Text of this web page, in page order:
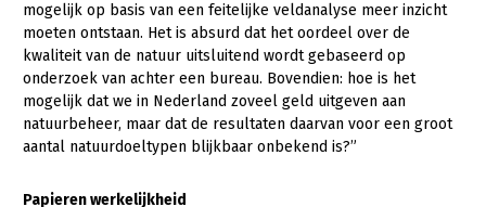
Schapenhouderij
Varkenshouderij
Vleesveehouderij
Plant
mogelijk op basis van een feitelijke veldanalyse meer inzicht
moeten ontstaan. Het is absurd dat het oordeel over de
kwaliteit van de natuur uitsluitend wordt gebaseerd op
onderzoek van achter een bureau. Bovendien: hoe is het
mogelijk dat we in Nederland zoveel geld uitgeven aan
natuurbeheer, maar dat de resultaten daarvan voor een groot
aantal natuurdoeltypen blijkbaar onbekend is?”
Papieren werkelijkheid